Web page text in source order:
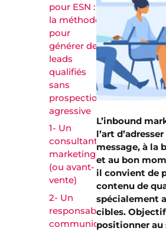
pour ESN :
la méthode
pour
générer des
leads
qualifiés
sans
prospection
agressive
1- Un
consultant
marketing
(ou avant-
vente)
2- Un
responsable
communication
L’inbound
l’art
message, à la
et au bon
il convient de
contenu de
spécialement
cibles.
positionner au